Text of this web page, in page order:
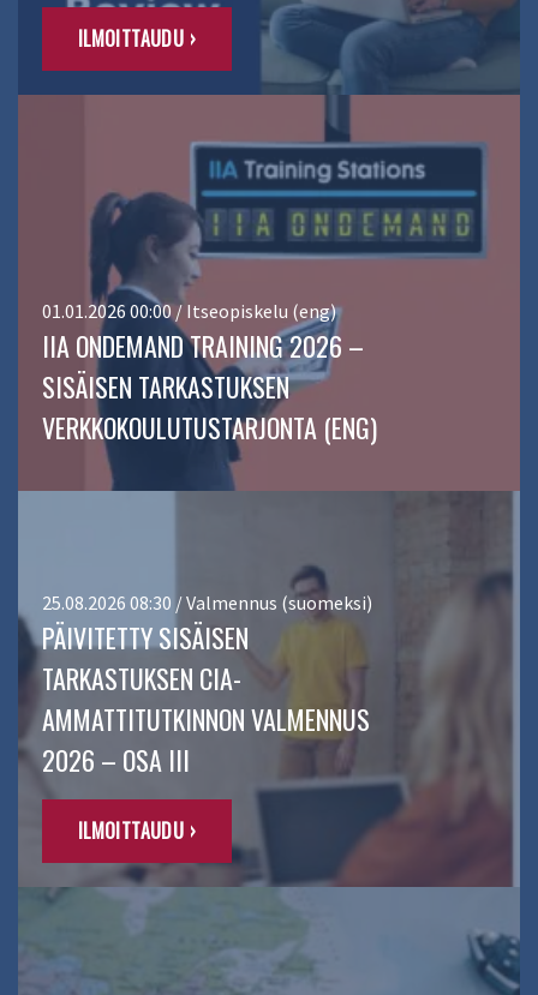
ILMOITTAUDU ›
01.01.2026 00:00 / Itseopiskelu (eng)
IIA ONDEMAND TRAINING 2026 –
SISÄISEN TARKASTUKSEN
VERKKOKOULUTUSTARJONTA (ENG)
25.08.2026 08:30 / Valmennus (suomeksi)
PÄIVITETTY SISÄISEN
TARKASTUKSEN CIA-
AMMATTITUTKINNON VALMENNUS
2026 – OSA III
ILMOITTAUDU ›